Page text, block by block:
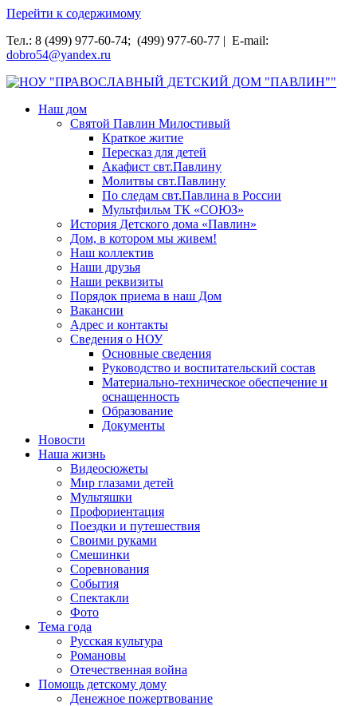
Перейти к содержимому
Тел.: 8 (499) 977-60-74; (499) 977-60-77 | E-mail:
dobro54@yandex.ru
НОУ "ПРАВОСЛАВНЫЙ ДЕТСКИЙ ДОМ "ПАВЛИН""
Наш дом
Святой Павлин Милостивый
Краткое житие
Пересказ для детей
Акафист свт.Павлину
Молитвы свт.Павлину
По следам свт.Павлина в России
Мультфильм ТК «СОЮЗ»
История Детского дома «Павлин»
Дом, в котором мы живем!
Наш коллектив
Наши друзья
Наши реквизиты
Порядок приема в наш Дом
Вакансии
Адрес и контакты
Сведения о НОУ
Основные сведения
Руководство и воспитательский состав
Материально-техническое обеспечение и
оснащенность
Образование
Документы
Новости
Наша жизнь
Видеосюжеты
Мир глазами детей
Мультяшки
Профориентация
Поездки и путешествия
Своими руками
Смешинки
Соревнования
События
Спектакли
Фото
Тема года
Русская культура
Романовы
Отечественная война
Помощь детскому дому
Денежное пожертвование